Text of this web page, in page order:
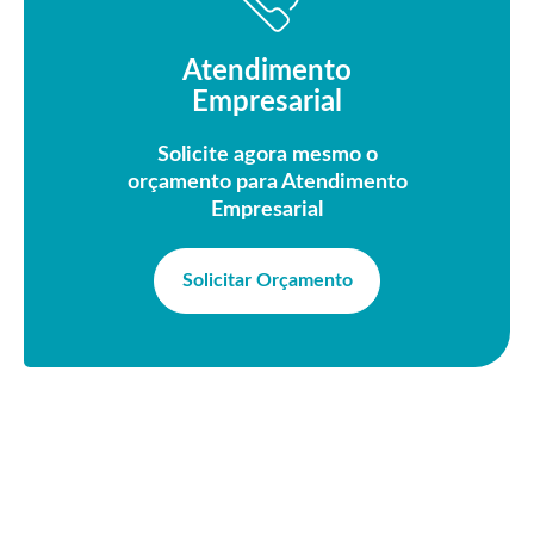
Atendimento
Empresarial
Solicite agora mesmo o
orçamento para Atendimento
Empresarial
Solicitar Orçamento